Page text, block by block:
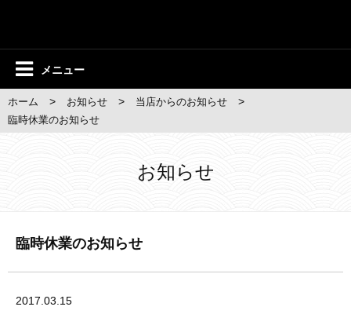
メニュー
ホーム > お知らせ > 当店からのお知らせ >
臨時休業のお知らせ
お知らせ
臨時休業のお知らせ
2017.03.15